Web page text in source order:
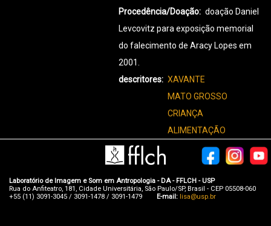
Procedência/Doação
doação Daniel
Levcovitz para exposição memorial
do falecimento de Aracy Lopes em
2001.
descritores
XAVANTE
MATO GROSSO
CRIANÇA
ALIMENTAÇÃO
Laboratório de Imagem e Som em Antropologia - DA - FFLCH - USP
Rua do Anfiteatro, 181, Cidade Universitária, São Paulo/SP, Brasil - CEP 05508-060
+55 (11) 3091-3045 / 3091-1478 / 3091-1479 E-mail: lisa@usp.br